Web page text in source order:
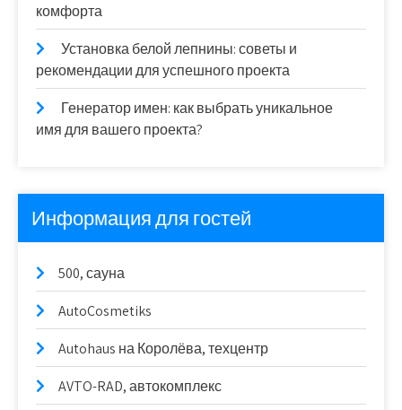
комфорта
Установка белой лепнины: советы и
рекомендации для успешного проекта
Генератор имен: как выбрать уникальное
имя для вашего проекта?
Информация для гостей
500, сауна
AutoCosmetiks
Autohaus на Королёва, техцентр
AVTO-RAD, автокомплекс